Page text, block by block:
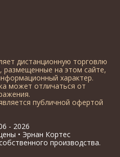
дистанционную торговлю
размещенные на этом сайте,
характер.
может отличаться от
публичной офертой
- 2026
• Эрнан Кортес
производства.